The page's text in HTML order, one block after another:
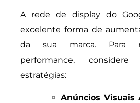
A rede de display do
excelente forma de
da sua marca. Para
performance,
estratégias:
Anúncios Visuais